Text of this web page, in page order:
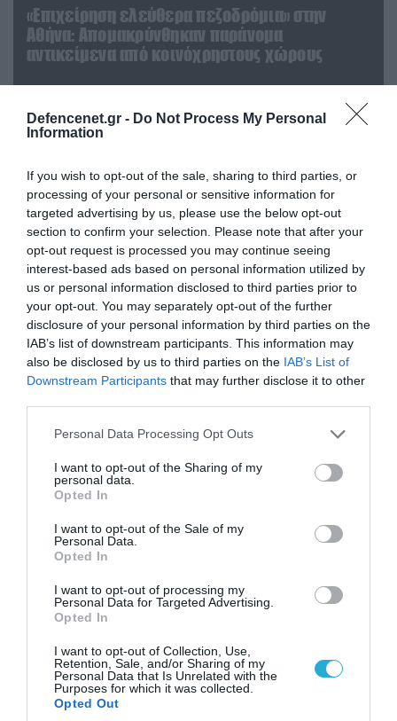
Defencenet.gr - Do Not Process My Personal
Information
If you wish to opt-out of the sale, sharing to third parties, or
processing of your personal or sensitive information for
targeted advertising by us, please use the below opt-out
section to confirm your selection. Please note that after your
opt-out request is processed you may continue seeing
interest-based ads based on personal information utilized by
us or personal information disclosed to third parties prior to
your opt-out. You may separately opt-out of the further
disclosure of your personal information by third parties on the
IAB’s list of downstream participants. This information may
also be disclosed by us to third parties on the IAB’s List of
Downstream Participants that may further disclose it to other
Please note that this website/app uses one or more Google
not limited to your visit or usage behaviour. You may click to
grant or deny consent to Google and its third-party tags to
use your data for below specified purposes in below Google
consent section.
Personal Data Processing Opt Outs
I want to opt-out of the Sharing of my
personal data.
Opted In
I want to opt-out of the Sale of my
Personal Data.
Opted In
I want to opt-out of processing my
Personal Data for Targeted Advertising.
Opted In
I want to opt-out of Collection, Use,
Retention, Sale, and/or Sharing of my
Personal Data that Is Unrelated with the
Purposes for which it was collected.
Opted Out
«Επιχείρηση ελεύθερα πεζοδρόμια» στην
Αθήνα: Απομακρύνθηκαν παράνομα
αντικείμενα από κοινόχρηστους χώρους
06.08.2026 | 09:03
«Οι εντελώς αθώοι»: Η ανάρτηση του Αρκά για
τα ζώα που χάθηκαν στις πυρκαγιές της
Αττικής (φωτο)
04.08.2026 | 15:02
Αυτή την ώρα το τελευταίο «αντίο» στον πρώην
υπουργό Ι.Βαρβιτσιώτη (φωτο)